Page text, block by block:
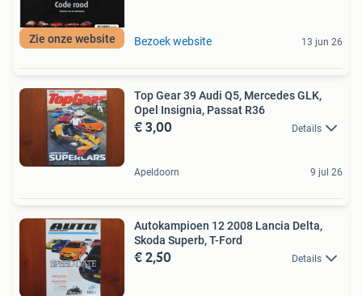
Zie onze website Bezoek website 13 jun 26
Top Gear 39 Audi Q5, Mercedes GLK,
Opel Insignia, Passat R36
€ 3,00 Details
Apeldoorn 9 jul 26
Autokampioen 12 2008 Lancia Delta,
Skoda Superb, T-Ford
€ 2,50 Details